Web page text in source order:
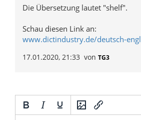
Die Übersetzung lautet "shelf".
Schau diesen Link an:
www.dictindustry.de/deutsch-
17.01.2020, 21:33 von TG3